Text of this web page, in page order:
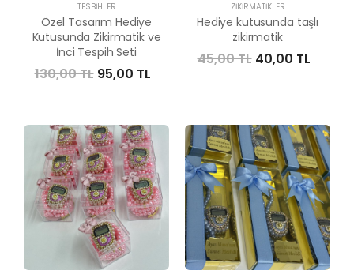
TESBIHLER
Özel Tasarım Hediye
Kutusunda Zikirmatik ve
İnci Tespih Seti
130,00 TL 95,00 TL
ZIKIRMATIKLER
Hediye kutusunda taşlı
zikirmatik
45,00 TL 40,00 TL